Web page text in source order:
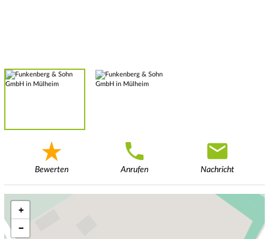
Bewerten Anrufen Nachricht
+
−